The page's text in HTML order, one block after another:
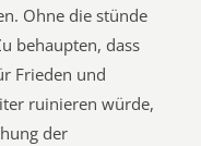
Ohne die stünde
behaupten, dass
Frieden und
ruinieren würde,
der